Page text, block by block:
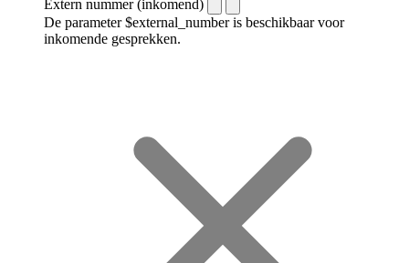
Extern nummer (inkomend)
De parameter $external_number is beschikbaar voor
inkomende gesprekken.